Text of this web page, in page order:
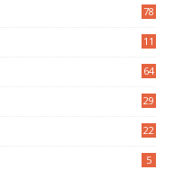
78
11
64
29
22
5